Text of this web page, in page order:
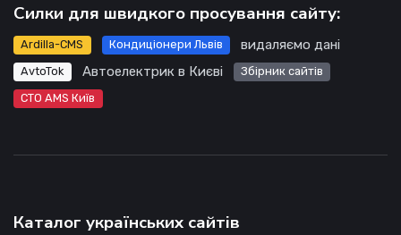
Силки для швидкого просування сайту:
Ardilla-CMS Кондиціонери Львів видаляємо дані
AvtoTok Автоелектрик в Києві
Збірник сайтів
СТО AMS Київ
Каталог українських сайтів